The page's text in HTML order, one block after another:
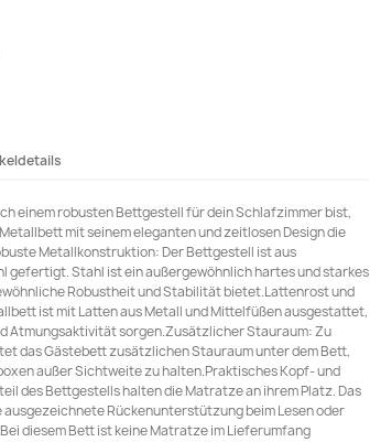
einem robusten Bettgestell für dein Schlafzimmer bist,
mit seinem eleganten und zeitlosen Design die
Metallkonstruktion: Der Bettgestell ist aus
gefertigt. Stahl ist ein außergewöhnlich hartes und starkes
Robustheit und Stabilität bietet.Lattenrost und
ist mit Latten aus Metall und Mittelfüßen ausgestattet,
Atmungsaktivität sorgen.Zusätzlicher Stauraum: Zu
das Gästebett zusätzlichen Stauraum unter dem Bett,
außer Sichtweite zu halten.Praktisches Kopf- und
des Bettgestells halten die Matratze an ihrem Platz. Das
Rückenunterstützung beim Lesen oder
diesem Bett ist keine Matratze im Lieferumfang